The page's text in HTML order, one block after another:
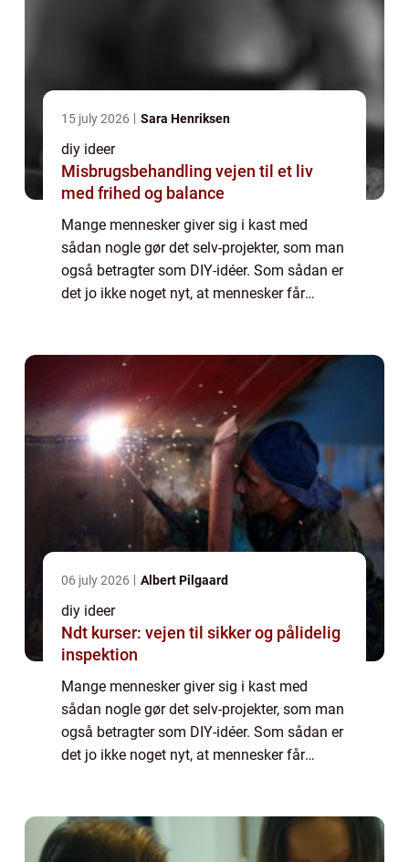
15 july 2026 Sara Henriksen
diy ideer
Misbrugsbehandling vejen til et liv
med frihed og balance
Mange mennesker giver sig i kast med
sådan nogle gør det selv-projekter, som man
også betragter som DIY-idéer. Som sådan er
det jo ikke noget nyt, at mennesker får
06 july 2026 Albert Pilgaard
diy ideer
Ndt kurser: vejen til sikker og pålidelig
inspektion
Mange mennesker giver sig i kast med
sådan nogle gør det selv-projekter, som man
også betragter som DIY-idéer. Som sådan er
det jo ikke noget nyt, at mennesker får